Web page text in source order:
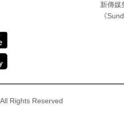
新傳媒
《
Rights Reserved